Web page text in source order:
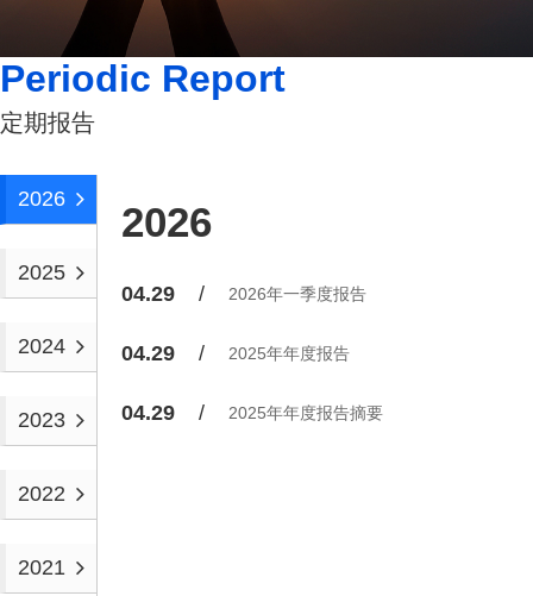
Periodic Report
定期报告
2026
2025
2024
2023
2022
2021
2026
04.29 2026年一季度报告
04.29 2025年年度报告
04.29 2025年年度报告摘要